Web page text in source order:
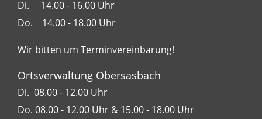
Di. 14.00 - 16.00 Uhr
Do. 14.00 - 18.00 Uhr
Wir bitten um Terminvereinbarung!
Ortsverwaltung Obersasbach
Di. 08.00 - 12.00 Uhr
Do. 08.00 - 12.00 Uhr & 15.00 - 18.00 Uhr